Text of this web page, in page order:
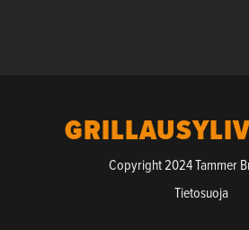
Copyright 2024 Tammer
Tietosuoja